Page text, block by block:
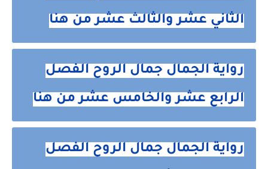
الثاني عشر والثالث عشر من هنا
رواية الجمال جمال الروح الفصل
الرابع عشر والخامس عشر من هنا
رواية الجمال جمال الروح الفصل